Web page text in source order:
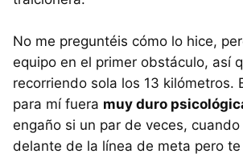
No me preguntéis cómo lo hice,
equipo en el primer obstáculo, así
recorriendo sola los 13 kilómetros.
para mí fuera muy duro
engaño si un par de veces,
delante de la línea de meta pero